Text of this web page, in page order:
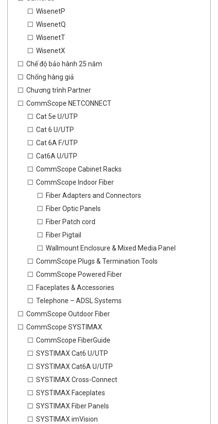
WisenetP
WisenetQ
WisenetT
WisenetX
Chế độ bảo hành 25 năm
Chống hàng giả
Chương trình Partner
CommScope NETCONNECT
Cat 5e U/UTP
Cat 6 U/UTP
Cat 6A F/UTP
Cat6A U/UTP
CommScope Cabinet Racks
CommScope Indoor Fiber
Fiber Adapters and Connectors
Fiber Optic Panels
Fiber Patch cord
Fiber Pigtail
Wallmount Enclosure & Mixed Media Panel
CommScope Plugs & Termination Tools
CommScope Powered Fiber
Faceplates & Accessories
Telephone – ADSL Systems
CommScope Outdoor Fiber
CommScope SYSTIMAX
CommScope FiberGuide
SYSTIMAX Cat6 U/UTP
SYSTIMAX Cat6A U/UTP
SYSTIMAX Cross-Connect
SYSTIMAX Faceplates
SYSTIMAX Fiber Panels
SYSTIMAX imVision